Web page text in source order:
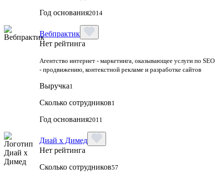
Год основания2014
Вебпрактик
Нет рейтинга
Агентство интернет - маркетинга, оказывающее услуги по SEO
- продвижению, контекстной рекламе и разработке сайтов
Выручка1
Сколько сотрудников1
Год основания2011
Диай х Димед
Нет рейтинга
Сколько сотрудников57